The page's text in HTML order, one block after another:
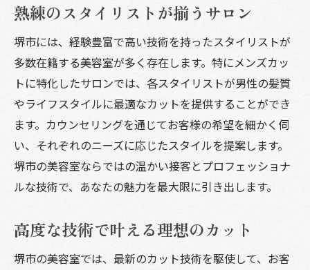
熟練のスタイリストが揃うサロン
堺市には、経験豊富で高い技術を持ったスタイリストが
多数在籍する美容室が多く存在します。特にメンズカッ
トに特化したサロンでは、各スタイリストが男性の髪質
やライフスタイルに最適なカットを提供することができ
ます。カウンセリングを通じてお客様の希望を細かく伺
い、それぞれのニーズに応じたスタイルを提案します。
堺市の美容室ならではの温かい接客とプロフェッショナ
ルな技術で、あなたの魅力を最大限に引き出します。
高度な技術で叶える理想のカット
堺市の美容室では、最新のカット技術を駆使して、お客